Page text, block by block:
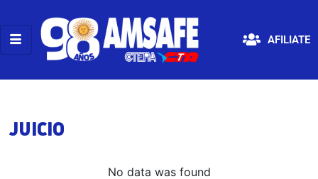
AFILIATE
JUICIO
No data was found